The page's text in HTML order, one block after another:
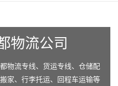
物流公司
物流专线、货运专线、仓储配
家、行李托运、回程车运输等